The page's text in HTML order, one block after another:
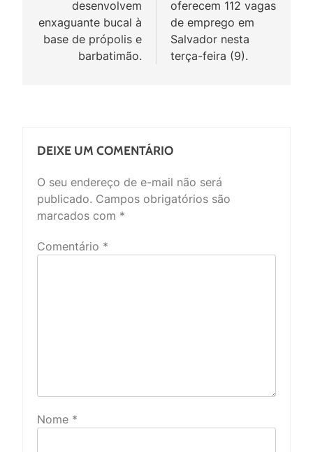
Post
desenvolvem
enxaguante bucal à
base de própolis e
barbatimão.
oferecem 112 vagas
de emprego em
Salvador nesta
terça-feira (9).
DEIXE UM COMENTÁRIO
O seu endereço de e-mail não será
publicado. Campos obrigatórios são
marcados com *
Comentário *
Nome *